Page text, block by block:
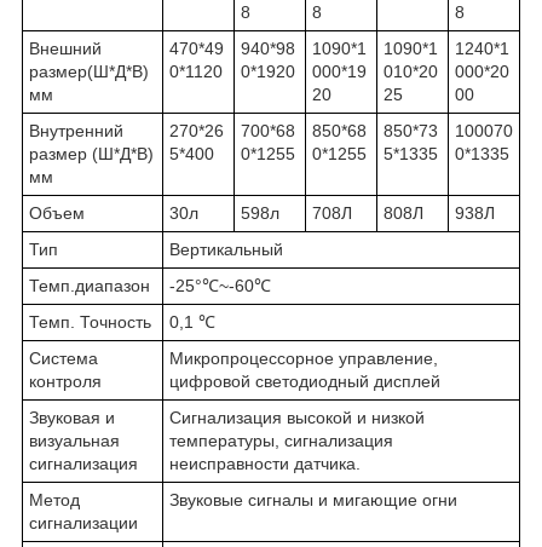
8
8
8
Внешний
размер(Ш*Д*В)
мм
470*49
0*1120
940*98
0*1920
1090*1
000*19
20
1090*1
010*20
25
1240*1
000*20
00
Внутренний
размер (Ш*Д*В)
мм
270*26
5*400
700*68
0*1255
850*68
0*1255
850*73
5*1335
100070
0*1335
Объем 30л 598л 708Л 808Л
938Л
Тип
Вертикальный
Темп.диапазон
-25°℃~-60℃
Темп. Точность
0,1 ℃
Система
контроля
Микропроцессорное управление,
цифровой светодиодный дисплей
Звуковая и
визуальная
сигнализация
Сигнализация высокой и низкой
температуры, сигнализация
неисправности датчика.
Метод
сигнализации
Звуковые сигналы и мигающие огни